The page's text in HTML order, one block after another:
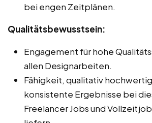
bei engen Zeitplänen.
Qualitätsbewusstsein:
Engagement für hohe
allen Designarbeiten.
Fähigkeit, qualitativ
konsistente Ergebnisse bei
Freelancer Jobs und